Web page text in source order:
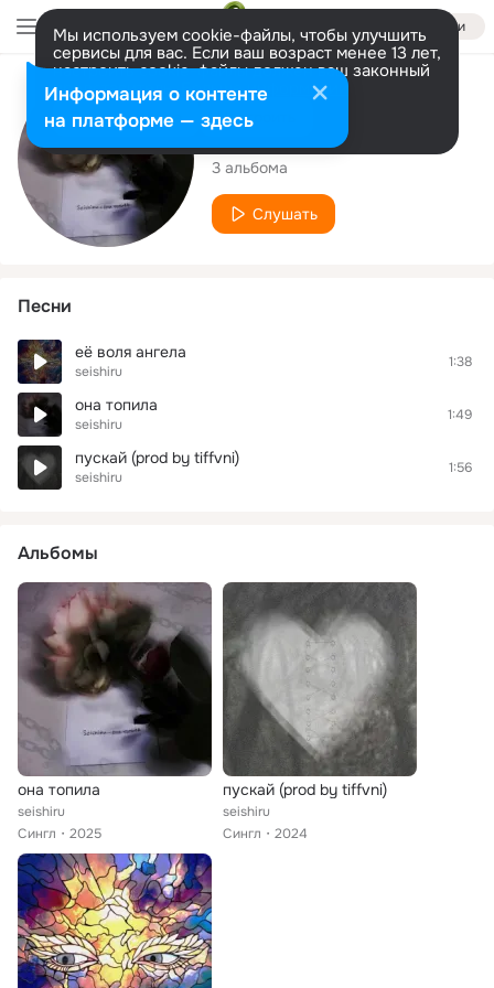
Войти
Мы используем cookie-файлы, чтобы улучшить
сервисы для вас. Если ваш возраст менее 13 лет,
настроить cookie-файлы должен ваш законный
представитель. Больше информации
Разрешить все Настроить
Исполнитель
seishiru
3 альбома
Слушать
Песни
её воля ангела
seishiru
1:38
она топила
seishiru
1:49
пускай (prod by tiffvni)
seishiru
1:56
Альбомы
она топила
seishiru
Сингл
2025
пускай (prod by tiffvni)
seishiru
Сингл
2024
Информация о контенте
на платформе — здесь